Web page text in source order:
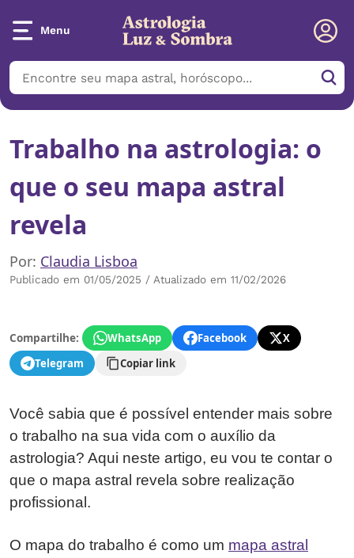
Menu
Trabalho na astrologia: o
que o seu mapa astral
revela
Por: Claudia Lisboa
Publicado em 01/05/2025 / Atualizado em 11/02/2026
Compartilhe: WhatsApp Facebook
X
Telegram
Copiar link
Você sabia que é possível entender mais sobre
o trabalho na sua vida com o auxílio da
astrologia? Aqui neste artigo, eu vou te contar o
que o mapa astral revela sobre realização
profissional.
O mapa do trabalho é como um mapa astral